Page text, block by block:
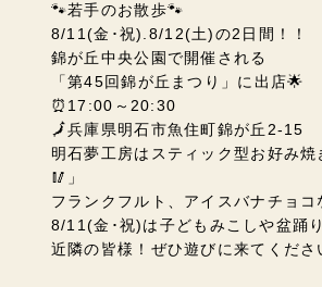
🐾若手のお散歩🐾
8/11(金･祝).8/12(土)の2日間！！
錦が丘中央公園で開催される
「第45回錦が丘まつり」に出店🌟
⏰17:00～20:30
🗾兵庫県明石市魚住町錦が丘2-15
明石夢工房はスティック型お好み焼
🥢」
フランクフルト、アイスバナチョコ
8/11(金･祝)は子どもみこしや盆踊
近隣の皆様！ぜひ遊びに来てくださ